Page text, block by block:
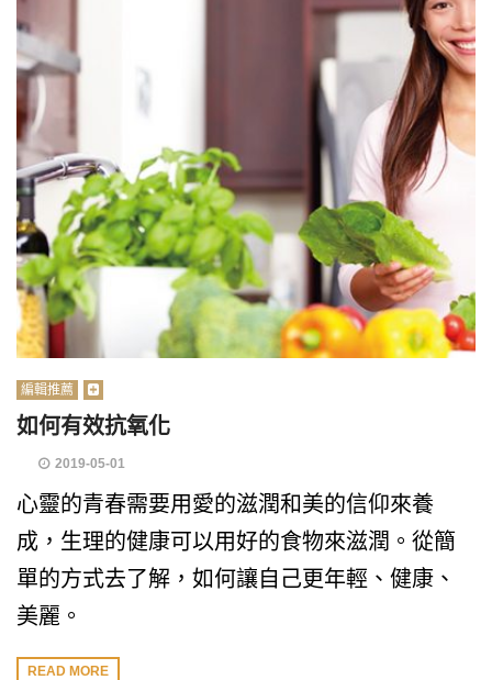
編輯推薦
如何有效抗氧化
2019-05-01
心靈的青春需要用愛的滋潤和美的信仰來養
成，生理的健康可以用好的食物來滋潤。從簡
單的方式去了解，如何讓自己更年輕、健康、
美麗。
READ MORE